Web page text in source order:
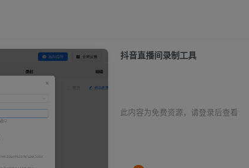
抖音直播间录制工具
此内容为免费资源，请登录后查看